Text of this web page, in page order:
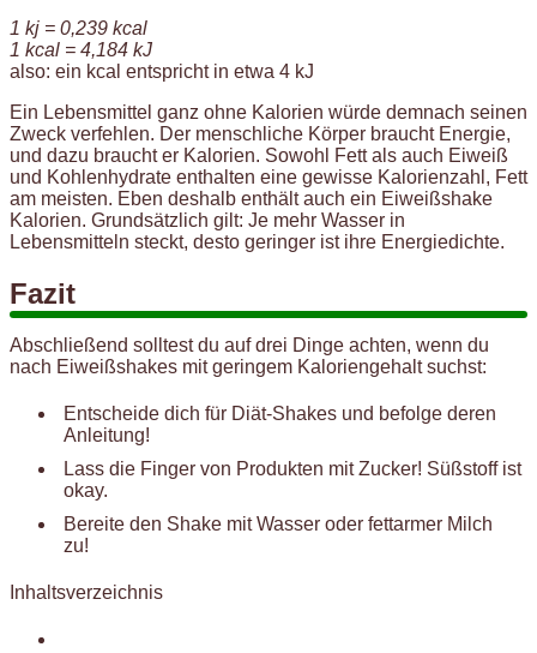
1 kj = 0,239 kcal
1 kcal = 4,184 kJ
also: ein kcal entspricht in etwa 4 kJ
Ein Lebensmittel ganz ohne Kalorien würde demnach seinen
Zweck verfehlen. Der menschliche Körper braucht Energie,
und dazu braucht er Kalorien. Sowohl Fett als auch Eiweiß
und Kohlenhydrate enthalten eine gewisse Kalorienzahl, Fett
am meisten. Eben deshalb enthält auch ein Eiweißshake
Kalorien. Grundsätzlich gilt: Je mehr Wasser in
Lebensmitteln steckt, desto geringer ist ihre Energiedichte.
Fazit
Abschließend solltest du auf drei Dinge achten, wenn du
nach Eiweißshakes mit geringem Kaloriengehalt suchst:
Entscheide dich für Diät-Shakes und befolge deren
Anleitung!
Lass die Finger von Produkten mit Zucker! Süßstoff ist
okay.
Bereite den Shake mit Wasser oder fettarmer Milch
zu!
Inhaltsverzeichnis